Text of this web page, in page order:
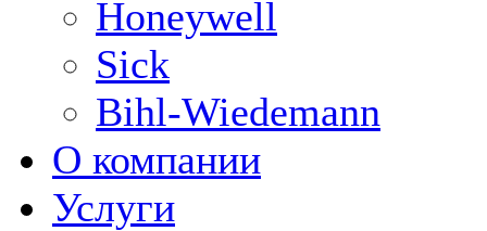
Honeywell
Sick
Bihl-Wiedemann
О компании
Услуги